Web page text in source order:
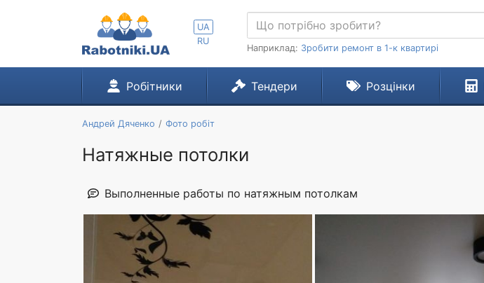
UA
RU
Наприклад: Зробити ремонт в 1-к квартирі
Робітники Тендери Розцінки
Андрей Дяченко Фото робіт
Натяжные потолки
Выполненные работы по натяжным потолкам